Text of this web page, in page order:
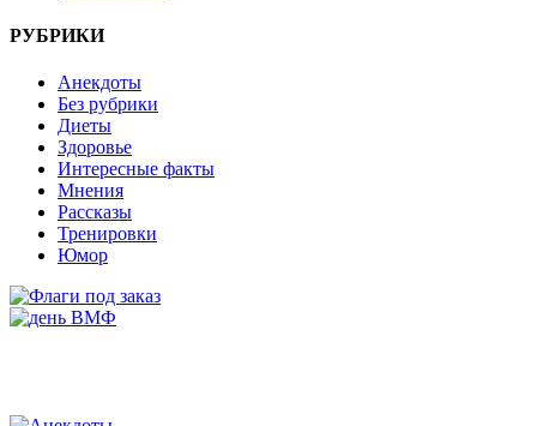
РУБРИКИ
Анекдоты
Без рубрики
Диеты
Здоровье
Интересные факты
Мнения
Рассказы
Тренировки
Юмор